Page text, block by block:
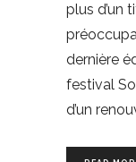
plus d’un
dernière
festival
d’un